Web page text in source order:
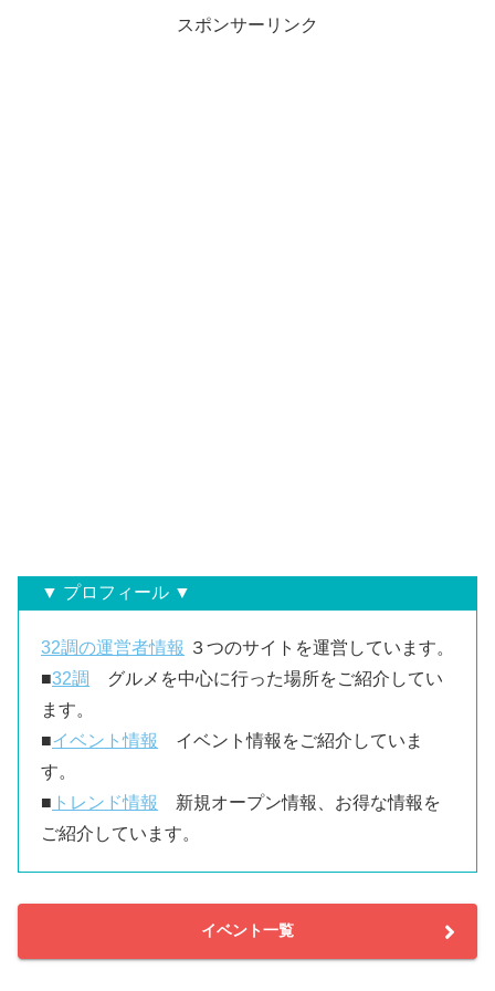
スポンサーリンク
▼ プロフィール ▼
32調の運営者情報 ３つのサイトを運営しています。
■32調
グルメを中心に行った場所をご紹介してい
ます。
■イベント情報
イベント情報をご紹介していま
す。
■ トレンド情報
新規オープン情報、お得な情報を
ご紹介しています。
イベント一覧